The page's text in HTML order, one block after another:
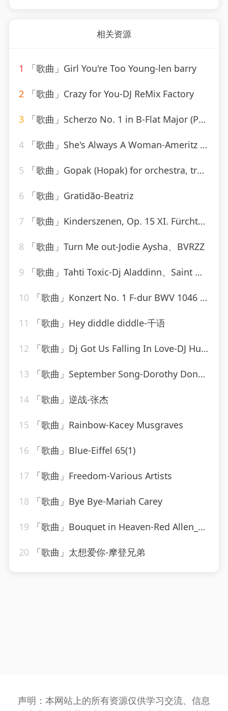
相关资源
1 「歌曲」Girl You're Too Young-len barry
2 「歌曲」Crazy for You-DJ ReMix Factory
3 「歌曲」Scherzo No. 1 in B-Flat Major (Posthumous) D.593-Paul de Conne、Peter Phillips
4 「歌曲」She's Always A Woman-Ameritz - Karaoke_20260807_141559
5 「歌曲」Gopak (Hopak) for orchestra, transcribed by Liadov
6 「歌曲」Gratidão-Beatriz
7 「歌曲」Kinderszenen, Op. 15 XI. Fürchtenmachen-Brigitte Engerer
8 「歌曲」Turn Me out-Jodie Aysha、BVRZZ
9 「歌曲」Tahti Toxic-Dj Aladdinn、Saint Nich、Thouxanbanfauni
10 「歌曲」Konzert No. 1 F-dur BWV 1046 - Allegro-Karl Richter、The Munich Philharmonic Orchestra
11 「歌曲」Hey diddle diddle-千语
12 「歌曲」Dj Got Us Falling In Love-DJ Hush
13 「歌曲」September Song-Dorothy Donegan
14 「歌曲」逆战-张杰
15 「歌曲」Rainbow-Kacey Musgraves
16 「歌曲」Blue-Eiffel 65(1)
17 「歌曲」Freedom-Various Artists
18 「歌曲」Bye Bye-Mariah Carey
19 「歌曲」Bouquet in Heaven-Red Allen_20260807_131724
20 「歌曲」太想爱你-摩登兄弟
声明：本网站上的所有资源仅供学习交流、信息